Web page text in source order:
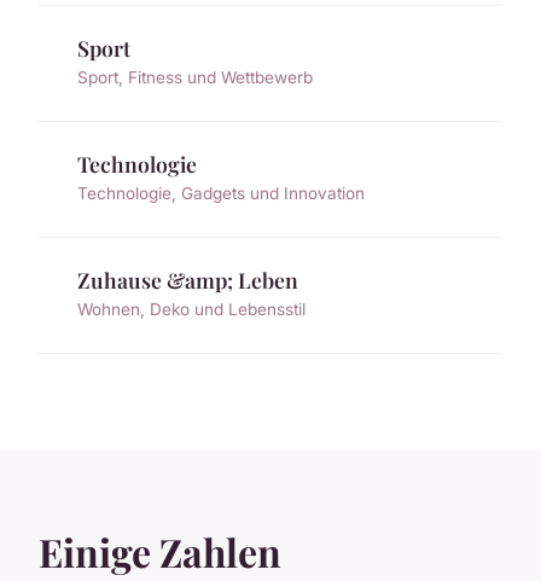
Sport
Sport, Fitness und Wettbewerb
Technologie
Technologie, Gadgets und Innovation
Zuhause &amp; Leben
Wohnen, Deko und Lebensstil
Einige Zahlen